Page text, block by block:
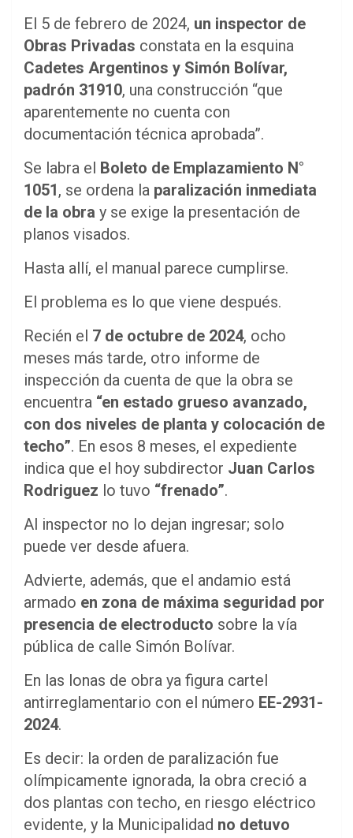
El 5 de febrero de 2024, un inspector de
Obras Privadas constata en la esquina
Cadetes Argentinos y Simón Bolívar,
padrón 31910, una construcción “que
aparentemente no cuenta con
documentación técnica aprobada”.
Se labra el Boleto de Emplazamiento N°
1051, se ordena la paralización inmediata
de la obra y se exige la presentación de
planos visados.
Hasta allí, el manual parece cumplirse.
El problema es lo que viene después.
Recién el 7 de octubre de 2024, ocho
meses más tarde, otro informe de
inspección da cuenta de que la obra se
encuentra “en estado grueso avanzado,
con dos niveles de planta y colocación de
techo”. En esos 8 meses, el expediente
indica que el hoy subdirector Juan Carlos
Rodriguez lo tuvo “frenado”.
Al inspector no lo dejan ingresar; solo
puede ver desde afuera.
Advierte, además, que el andamio está
armado en zona de máxima seguridad por
presencia de electroducto sobre la vía
pública de calle Simón Bolívar.
En las lonas de obra ya figura cartel
antirreglamentario con el número EE-2931-
2024.
Es decir: la orden de paralización fue
olímpicamente ignorada, la obra creció a
dos plantas con techo, en riesgo eléctrico
evidente, y la Municipalidad no detuvo